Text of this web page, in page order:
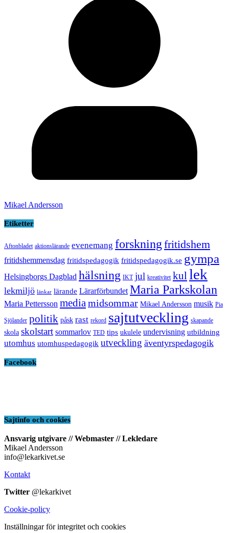
Mikael Andersson
Etiketter
Aftonbladet aktionslärande evenemang forskning fritidshem
fritidshemmensdag fritidspedagogik fritidspedagogik.se gympa
Helsingborgs Dagblad hälsning IKT jul kreativitet kul lek
lekmiljö länkar lärande Lärarförbundet Maria Parkskolan
Maria Pettersson media midsommar Mikael Andersson musik Pia
Sjölander politik påsk rast rekord sajtutveckling skapande
skola skolstart sommarlov TED tips ukulele undervisning utbildning
utomhus utomhuspedagogik utveckling äventyrspedagogik
Facebook
Sajtinfo och cookies
Ansvarig utgivare // Webmaster // Lekledare
Mikael Andersson
info@lekarkivet.se
Kontakt
Twitter @lekarkivet
Cookie-policy
Inställningar för integritet och cookies